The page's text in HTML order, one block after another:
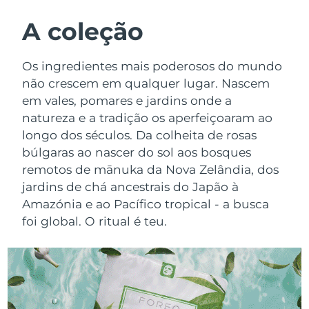
A coleção
Os ingredientes mais poderosos do mundo
não crescem em qualquer lugar. Nascem
em vales, pomares e jardins onde a
natureza e a tradição os aperfeiçoaram ao
longo dos séculos. Da colheita de rosas
búlgaras ao nascer do sol aos bosques
remotos de mānuka da Nova Zelândia, dos
jardins de chá ancestrais do Japão à
Amazónia e ao Pacífico tropical - a busca
foi global. O ritual é teu.
Limpeza facial
LUNA™ 4 kit
Anti-aging massage
LUNA™ 4 Plus
Massage, LED heating
LUNA™ 4 Men
For men, anti-aging massage
Lifting facial
BEAR™ 2 kit
Microcurrent toning
BEAR™ 2 go
Microcurrent toning on-the-go
BEAR™ 2 eyes & lips
Microcurrent line smoothing device
Hidratação
UFO™ 3 kit
Deep facial hydration
UFO™ 3 LED
Near-infrared and red light therapy
device
Cuidado oral
issa™ 4
Hybrid silicone sonic toothbrush
issa™ 4 plus
Smart hybrid silicone sonic toothbrush
TRATAMENTO ANTIENVELHECIMENTO
FAQ™
Antienvelhecimento Tratamentos LED
NEW
Áustria
Bélgica Entrega prevista8/12/26
Bermudas Entrega prevista8/18/26
Bósnia e
Herzegovina
Entrega prevista
Brunei Entrega prevista
Bulgária
Canadá Entrega prevista8/16/26
Chile Entrega prevista 8/16/26